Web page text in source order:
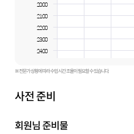
20:00
21:00
22:00
23:00
24:00
※ 전문가 상황에 따라 수업 시간 조율이 필요할 수 있습니다.
사전 준비
회원님 준비물